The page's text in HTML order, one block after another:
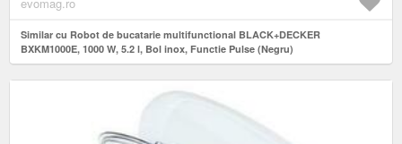
Similar cu Robot de bucatarie multifunctional BLACK+DECKER
BXKM1000E, 1000 W, 5.2 l, Bol inox, Functie Pulse (Negru)